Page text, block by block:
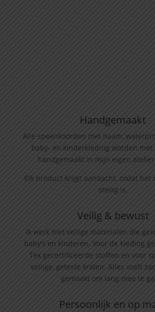
Handgemaakt
Alle speenkoorden met naam,
baby- en kinderkleding worden met
handgemaakt in mijn eigen
Elk product krijgt aandacht, zodat het
stevig is.
Veilig & bewust
Ik werk met veilige materialen die
baby’s en kinderen. Voor de kleding
Tex gecertificeerde stoffen en voor
veilige, geteste kralen. Alles voelt
gemaakt om lang mee te
Persoonlijk en op